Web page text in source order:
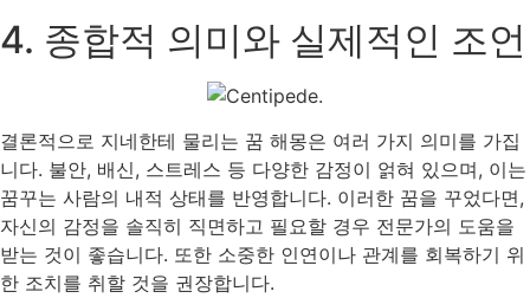
4. 종합적 의미와 실제적인 조언
결론적으로 지네한테 물리는 꿈 해몽은 여러 가지 의미를 가집
니다. 불안, 배신, 스트레스 등 다양한 감정이 얽혀 있으며, 이는
꿈꾸는 사람의 내적 상태를 반영합니다. 이러한 꿈을 꾸었다면,
자신의 감정을 솔직히 직면하고 필요할 경우 전문가의 도움을
받는 것이 좋습니다. 또한 소중한 인연이나 관계를 회복하기 위
한 조치를 취할 것을 권장합니다.